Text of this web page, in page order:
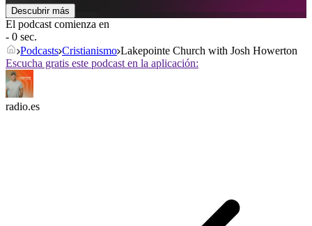
Descubrir más
El podcast comienza en
- 0 sec.
Podcasts Cristianismo Lakepointe Church with Josh Howerton
Escucha gratis este podcast en la aplicación:
radio.es